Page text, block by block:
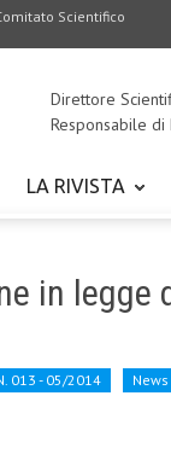
Scientifico
Direttore
Responsabile di
LA RIVISTA
in legge
013 - 05/2014 News